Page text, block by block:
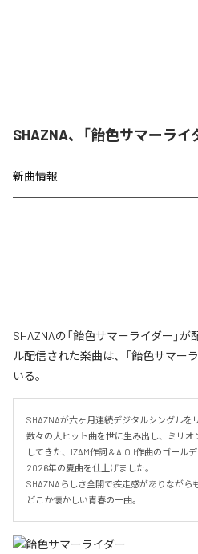
SHAZNA、「飴色サマーライ
新曲情報
SHAZNAの「飴色サマーライダー」
ル配信された楽曲は、「飴色サマー
いる。
SHAZNAが六ヶ月連続デジタルシングルを
数々の大ヒット曲を世に生み出し、ミリ
してきた、IZAM作詞 & A.O.I作曲のゴール
2026年の夏曲を仕上げました。
SHAZNAらしさ全開で疾走感がありながら
どこか懐かしい青春の一曲。